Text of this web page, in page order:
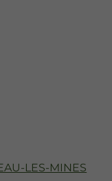
LES-MINES